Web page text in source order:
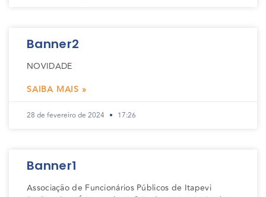
Banner2
NOVIDADE
SAIBA MAIS »
28 de fevereiro de 2024 17:26
Banner1
Associação de Funcionários Públicos de Itapevi